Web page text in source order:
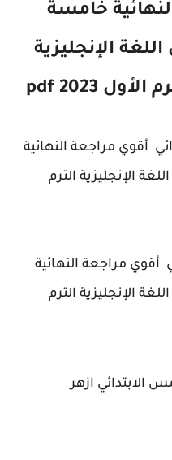
خامسة
الإنجليزية
أقوي مراجعة النهائية
الإنجليزية الترم
مراجعة النهائية
الإنجليزية الترم
الابتدائي ازهر